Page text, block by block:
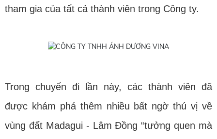
tham gia của tất cả thành viên trong Công ty.
Trong chuyến đi lần này, các thành viên đã
được khám phá thêm nhiều bất ngờ thú vị về
vùng đất Madagui - Lâm Đồng “tưởng quen mà